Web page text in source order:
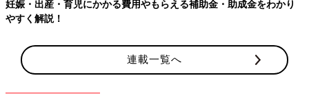
妊娠・出産・育児にかかる費用やもらえる補助金・助成金をわかり
やすく解説！
連載一覧へ